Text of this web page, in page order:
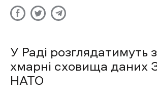
У Раді розглядатимуть
хмарні сховища даних
НАТО